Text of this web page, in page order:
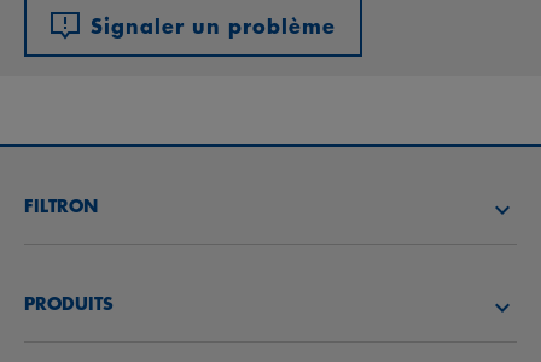
Signaler un problème
FILTRON
TROUVEZ UN DISTRIBUTEUR
PRODUITS